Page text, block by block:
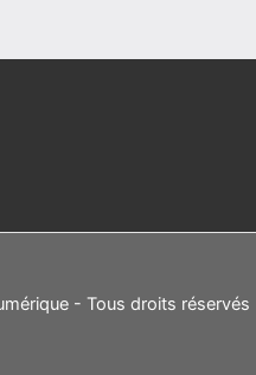
- Tous droits réservés